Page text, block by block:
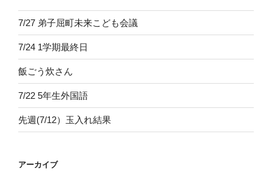
7/27 弟子屈町未来こども会議
7/24 1学期最終日
飯ごう炊さん
7/22 5年生外国語
先週(7/12）玉入れ結果
アーカイブ